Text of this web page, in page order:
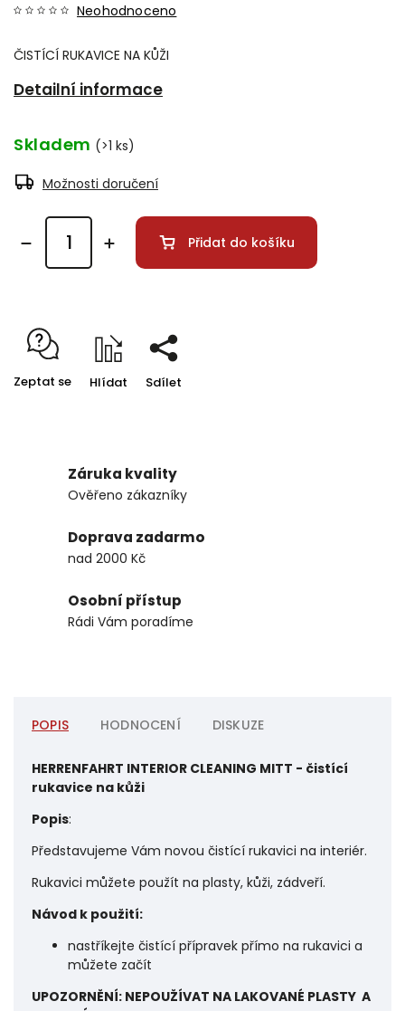
Neohodnoceno
ČISTÍCÍ RUKAVICE NA KŮŽI
Detailní informace
Skladem (>1 ks)
Možnosti doručení
Přidat do košíku
Zeptat se Hlídat Sdílet
Záruka kvality
Ověřeno zákazníky
Doprava zadarmo
nad 2000 Kč
Osobní přístup
Rádi Vám poradíme
POPIS HODNOCENÍ DISKUZE
HERRENFAHRT INTERIOR CLEANING MITT - čistící
rukavice na kůži
Popis:
Představujeme Vám novou čistící rukavici na interiér.
Rukavici můžete použít na plasty, kůži, zádveří.
Návod k použití:
nastříkejte čistící přípravek přímo na rukavici a
můžete začít
UPOZORNĚNÍ: NEPOUŽÍVAT NA LAKOVANÉ PLASTY A